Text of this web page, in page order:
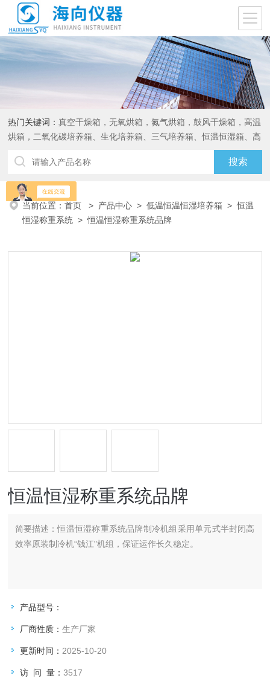
热门关键词：真空干燥箱，无氧烘箱，氮气烘箱，鼓风干燥箱，高温
烘箱，二氧化碳培养箱、生化培养箱、三气培养箱、恒温恒湿箱、高
当前位置：首页 > 产品中心 >低温恒温恒湿培养箱 >恒温
恒湿称重系统 > 恒温恒湿称重系统品牌
恒温恒湿称重系统品牌
简要描述：恒温恒湿称重系统品牌制冷机组采用单元式半封闭高
效率原装制冷机“钱江"机组，保证运作长久稳定。
产品型号：
厂商性质：生产厂家
更新时间： 2025-10-20
访 问 量：3517